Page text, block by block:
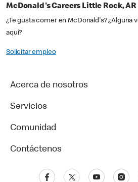
McDonald's Careers Little Rock, AR
¿Te gusta comer en McDonald's? ¿Alguna
aquí?
Solicitar empleo
Acerca de nosotros
Servicios
Comunidad
Contáctenos